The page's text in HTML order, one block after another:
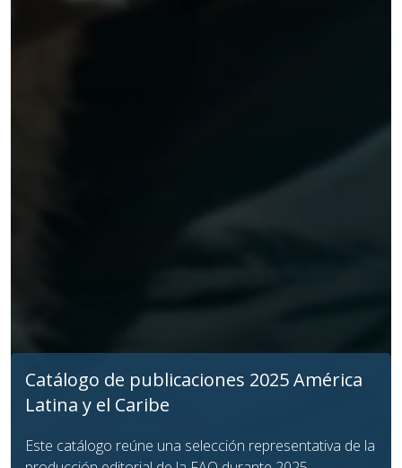
Catálogo de publicaciones 2025 América
Latina y el Caribe
Este catálogo reúne una selección representativa de la